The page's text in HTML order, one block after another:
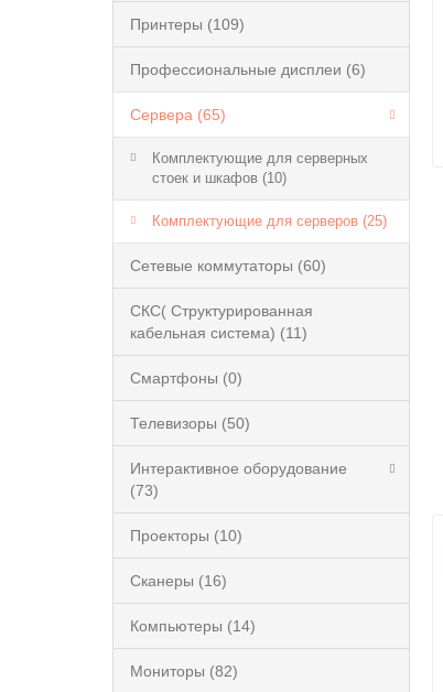
Принтеры (109)
Профессиональные дисплеи (6)
Сервера (65)
Комплектующие для серверных
стоек и шкафов (10)
Комплектующие для серверов (25)
Сетевые коммутаторы (60)
СКС( Структурированная
кабельная система) (11)
Смартфоны (0)
Телевизоры (50)
Интерактивное оборудование
(73)
Проекторы (10)
Сканеры (16)
Компьютеры (14)
Мониторы (82)